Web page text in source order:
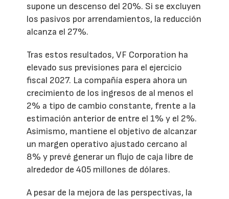
supone un descenso del 20%. Si se excluyen
los pasivos por arrendamientos, la reducción
alcanza el 27%.
Tras estos resultados, VF Corporation ha
elevado sus previsiones para el ejercicio
fiscal 2027. La compañía espera ahora un
crecimiento de los ingresos de al menos el
2% a tipo de cambio constante, frente a la
estimación anterior de entre el 1% y el 2%.
Asimismo, mantiene el objetivo de alcanzar
un margen operativo ajustado cercano al
8% y prevé generar un flujo de caja libre de
alrededor de 405 millones de dólares.
A pesar de la mejora de las perspectivas, la